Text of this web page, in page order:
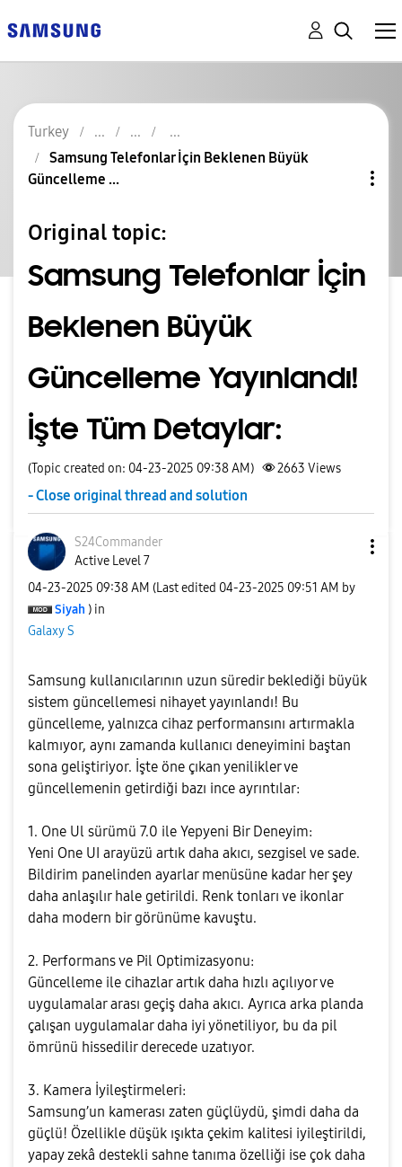
Turkey
Samsung Telefonlar İçin Beklenen Büyük
Güncelleme ...
Original topic:
Samsung Telefonlar İçin
Beklenen Büyük
Güncelleme Yayınlandı!
İşte Tüm Detaylar:
(Topic created on: 04-23-2025 09:38 AM) 2663 Views
- Close original thread and solution
S24Commander
Active Level 7
‎04-23-2025 09:38 AM (Last edited ‎04-23-2025 09:51 AM by
Siyah ) in
Galaxy S
Samsung kullanıcılarının uzun süredir beklediği büyük
sistem güncellemesi nihayet yayınlandı! Bu
güncelleme, yalnızca cihaz performansını artırmakla
kalmıyor, aynı zamanda kullanıcı deneyimini baştan
sona geliştiriyor. İşte öne çıkan yenilikler ve
güncellemenin getirdiği bazı ince ayrıntılar:
1. One Ul sürümü 7.0 ile Yepyeni Bir Deneyim:
Yeni One UI arayüzü artık daha akıcı, sezgisel ve sade.
Bildirim panelinden ayarlar menüsüne kadar her şey
daha anlaşılır hale getirildi. Renk tonları ve ikonlar
daha modern bir görünüme kavuştu.
2. Performans ve Pil Optimizasyonu:
Güncelleme ile cihazlar artık daha hızlı açılıyor ve
uygulamalar arası geçiş daha akıcı. Ayrıca arka planda
çalışan uygulamalar daha iyi yönetiliyor, bu da pil
ömrünü hissedilir derecede uzatıyor.
3. Kamera İyileştirmeleri:
Samsung’un kamerası zaten güçlüydü, şimdi daha da
güçlü! Özellikle düşük ışıkta çekim kalitesi iyileştirildi,
yapay zekâ destekli sahne tanıma özelliği ise çok daha